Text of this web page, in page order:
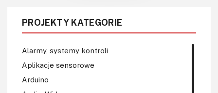
PROJEKTY KATEGORIE
Alarmy, systemy kontroli
Aplikacje sensorowe
Arduino